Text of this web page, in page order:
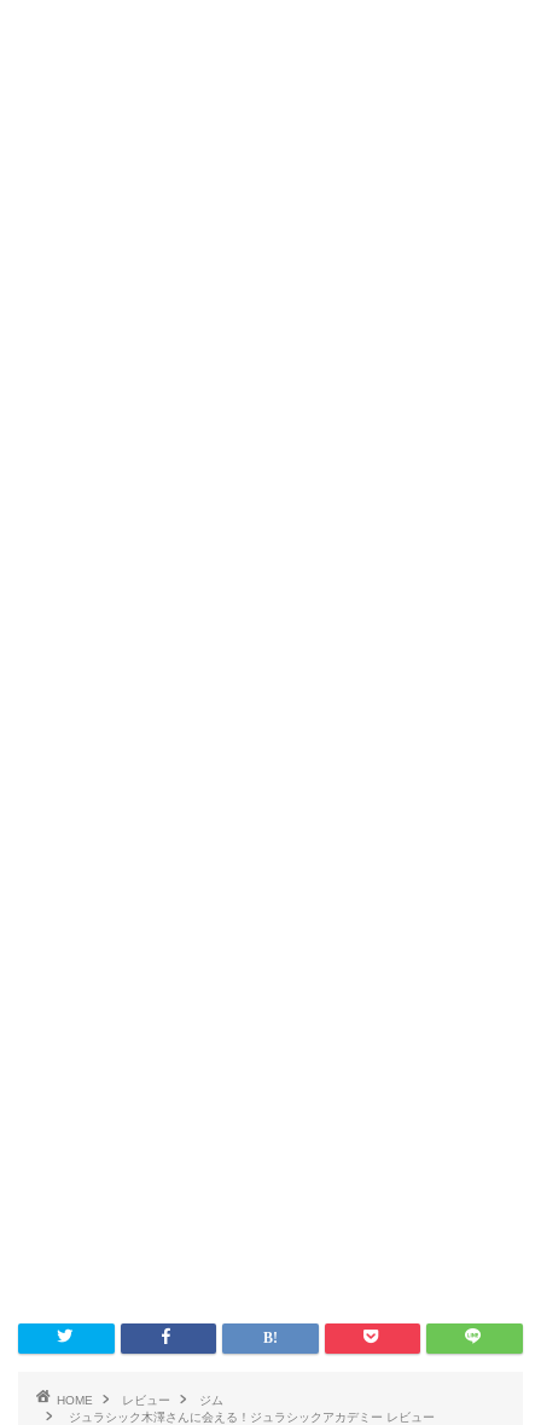
HOME レビュー
ジム
ジュラシック木澤さんに会える！ジュラシックアカデミー レビュー